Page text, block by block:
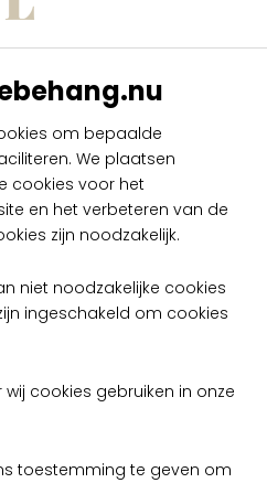
om bepaalde
We plaatsen
cookies voor het
en het verbeteren van de
zijn noodzakelijk.
niet noodzakelijke cookies
ingeschakeld om cookies
cookies gebruiken in onze
toestemming te geven om
Arte Metal X
Signum Classo
37653
Op voorraad